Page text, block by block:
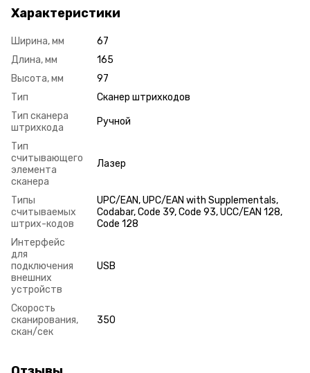
Характеристики
Ширина, мм
67
Длина, мм
165
Высота, мм
97
Тип
Сканер штрихкодов
Тип сканера
штрихкода
Ручной
Тип
считывающего
элемента
сканера
Лазер
Типы
считываемых
штрих-кодов
UPC/EAN, UPC/EAN with Supplementals,
Codabar, Code 39, Code 93, UCC/EAN 128,
Code 128
Интерфейс
для
подключения
внешних
устройств
USB
Скорость
сканирования,
скан/сек
350